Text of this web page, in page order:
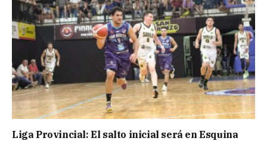
Liga Provincial: El salto inicial será en Esquina